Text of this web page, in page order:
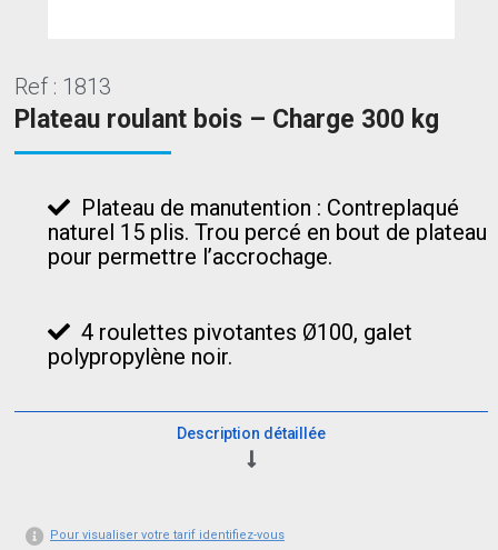
Ref : 1813
Plateau roulant bois – Charge 300 kg
Plateau de manutention : Contreplaqué
naturel 15 plis. Trou percé en bout de plateau
pour permettre l’accrochage.
4 roulettes pivotantes Ø100, galet
polypropylène noir.
Description détaillée
Pour visualiser votre tarif identifiez-vous